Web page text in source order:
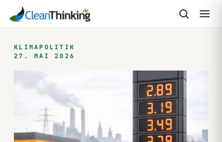
Inhalt
springen
KLIMAPOLITIK
27. MAI 2026